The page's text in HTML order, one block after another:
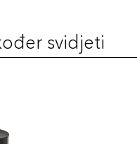
svidjeti